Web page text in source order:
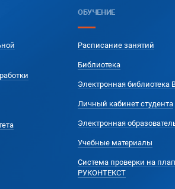
ОБУЧЕНИЕ
Расписание занятий
Библиотека
Электронная библиотека
Личный кабинет студента
Электронная
Учебные материалы
Система проверки на
РУКОНТЕКСТ